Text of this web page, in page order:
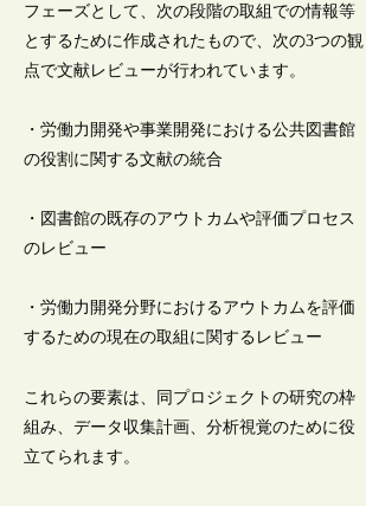
フェーズとして、次の段階の取組での情報等
とするために作成されたもので、次の3つの観
点で文献レビューが行われています。
・労働力開発や事業開発における公共図書館
の役割に関する文献の統合
・図書館の既存のアウトカムや評価プロセス
のレビュー
・労働力開発分野におけるアウトカムを評価
するための現在の取組に関するレビュー
これらの要素は、同プロジェクトの研究の枠
組み、データ収集計画、分析視覚のために役
立てられます。